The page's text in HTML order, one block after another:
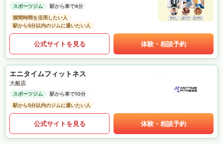
スポーツジム
駅から車で4分
隙間時間を活用したい人
駅から5分以内のジムに通いたい人
公式サイトを見る 体験・相談予約
エニタイムフィットネス
大船店
スポーツジム
駅から車で10分
駅から5分以内のジムに通いたい人
公式サイトを見る 体験・相談予約